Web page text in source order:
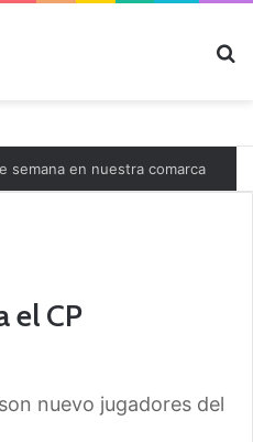
semana en nuestra comarca
el CP
nuevo jugadores del